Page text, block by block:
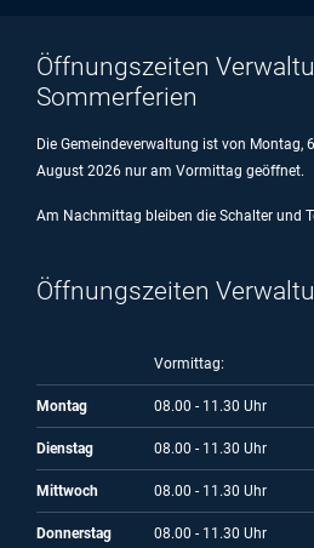
Öffnungszeiten
Sommerferien
Die Gemeindeverwaltung ist von Montag,
August 2026 nur am Vormittag geöffnet.
Am Nachmittag bleiben die Schalter und
Öffnungszeiten
Vormittag:
Montag 08.00 - 11.30 Uhr
Dienstag 08.00 - 11.30 Uhr
Mittwoch 08.00 - 11.30 Uhr
Donnerstag 08.00 - 11.30 Uhr